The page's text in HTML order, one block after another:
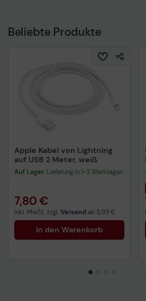
Beliebte Produkte
Apple Kabel von Lightning
auf USB 2 Meter, weiß
Auf Lager: Lieferung in 1-2 Werktagen
7,80 €
inkl. MwSt. zzgl. Versand ab 5,99 €
In den Warenkorb